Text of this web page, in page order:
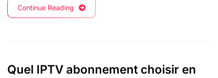
Continue Reading
Quel IPTV abonnement choisir en